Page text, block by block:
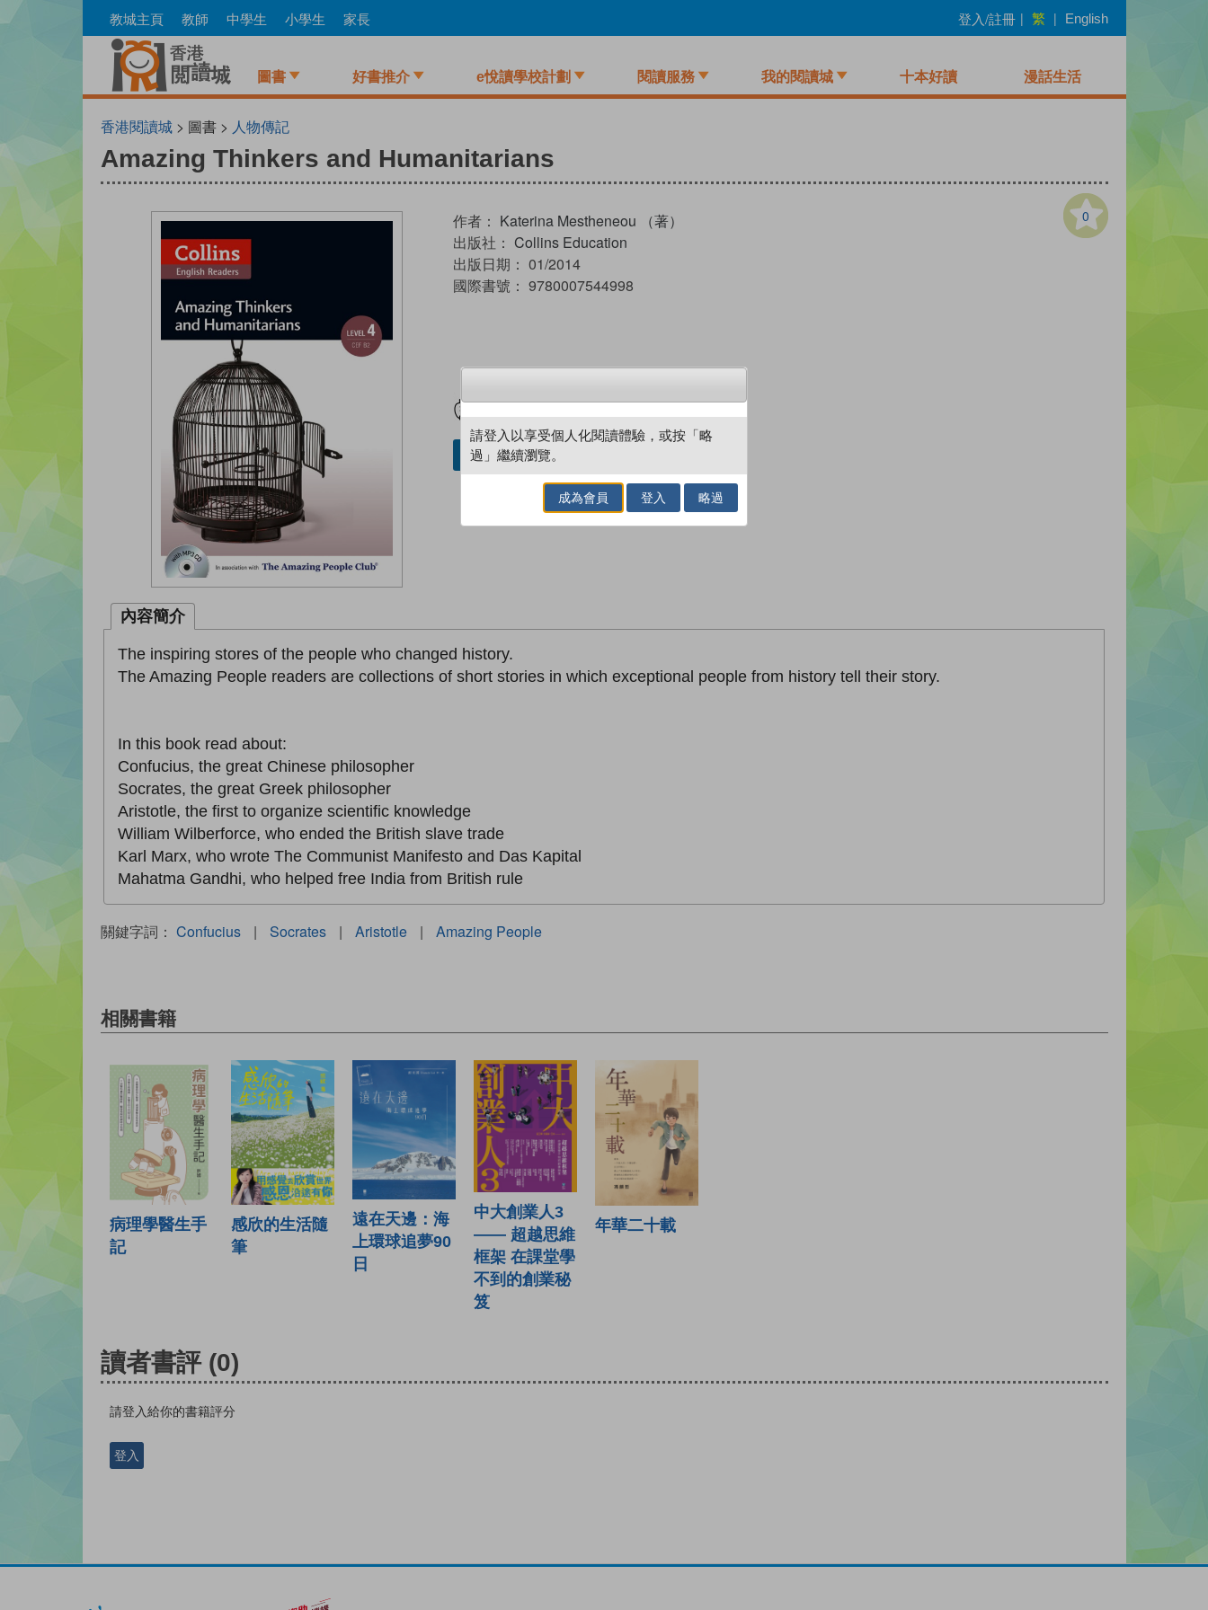
to
教城主頁 教師 中學生 小學生 家長 登入/註冊 | 繁 | English
圖書 好書推介 e悅讀學校計劃 閱讀服務 我的閱讀城 十本好讀 漫話生活
香港閱讀城> 圖書 > 人物傳記
Amazing Thinkers and Humanitarians
0
作者： Katerina Mestheneou （著）
出版社： Collins Education
出版日期： 01/2014
國際書號： 9780007544998
借閱實體書
內容簡介
The inspiring stores of the people who changed history.
The Amazing People readers are collections of short stories in which exceptional people from history tell their story.
In this book read about:
Confucius, the great Chinese philosopher
Socrates, the great Greek philosopher
Aristotle, the first to organize scientific knowledge
William Wilberforce, who ended the British slave trade
Karl Marx, who wrote The Communist Manifesto and Das Kapital
Mahatma Gandhi, who helped free India from British rule
關鍵字詞： Confucius | Socrates | Aristotle | Amazing People
相關書籍
病理學醫生手
記
感欣的生活隨
筆
遠在天邊：海
上環球追夢90
日
中大創業人3
—— 超越思維
框架 在課堂學
不到的創業秘
笈
年華二十載
讀者書評 (0)
請登入給你的書籍評分
登入
請登入以享受個人化閱讀體驗，或按「略
過」繼續瀏覽。
成為會員 登入 略過